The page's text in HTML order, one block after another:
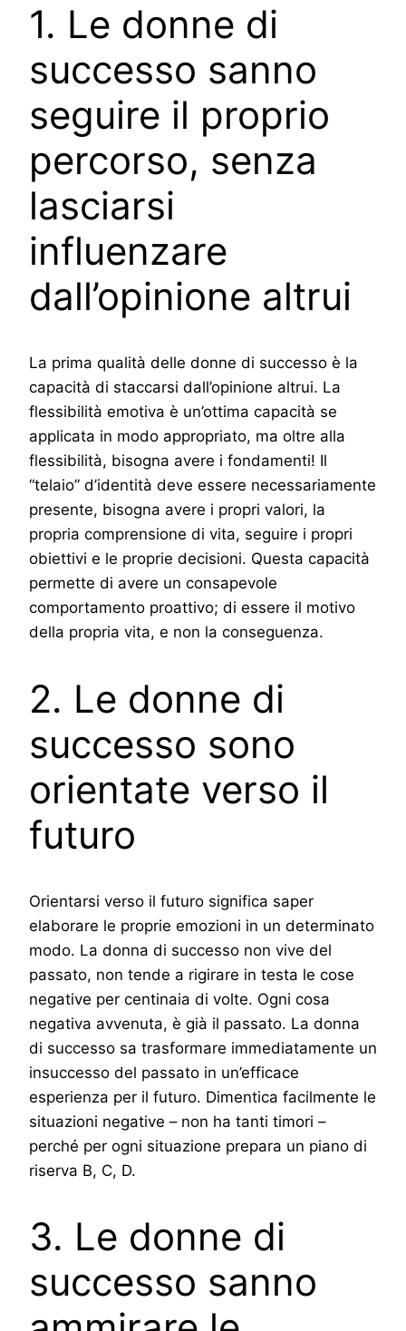
1. Le donne di
successo sanno
seguire il proprio
percorso, senza
lasciarsi
influenzare
dall’opinione altrui
La prima qualità delle donne di successo è la
capacità di staccarsi dall’opinione altrui. La
flessibilità emotiva è un’ottima capacità se
applicata in modo appropriato, ma oltre alla
flessibilità, bisogna avere i fondamenti! Il
“telaio” d’identità deve essere necessariamente
presente, bisogna avere i propri valori, la
propria comprensione di vita, seguire i propri
obiettivi e le proprie decisioni. Questa capacità
permette di avere un consapevole
comportamento proattivo; di essere il motivo
della propria vita, e non la conseguenza.
2. Le donne di
successo sono
orientate verso il
futuro
Orientarsi verso il futuro significa saper
elaborare le proprie emozioni in un determinato
modo. La donna di successo non vive del
passato, non tende a rigirare in testa le cose
negative per centinaia di volte. Ogni cosa
negativa avvenuta, è già il passato. La donna
di successo sa trasformare immediatamente un
insuccesso del passato in un’efficace
esperienza per il futuro. Dimentica facilmente le
situazioni negative – non ha tanti timori –
perché per ogni situazione prepara un piano di
riserva B, C, D.
3. Le donne di
successo sanno